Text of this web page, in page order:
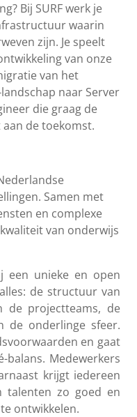
Bij SURF werk je
waarin
zijn. Je speelt
van onze
van het
naar Server
die graag de
de toekomst.
Samen met
en complexe
van onderwijs
een unieke en open
de structuur van
de projectteams, de
de onderlinge sfeer.
en gaat
Medewerkers
krijgt iedereen
zo goed en
ontwikkelen.